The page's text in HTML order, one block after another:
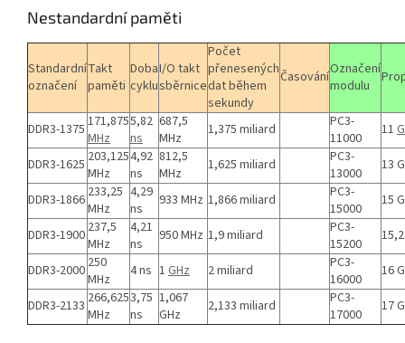
Nestandardní paměti
Standardní
označení
Takt
paměti
Doba
cyklu
I/O takt
sběrnice
Počet
přenesených
dat během
sekundy
ČasováníOznačení
modulu
DDR3-1375 171,875
MHz
5,82
ns
687,5
MHz
1,375 miliard
PC3-
11000
11
DDR3-1625 203,125
MHz
4,92
ns
812,5
MHz
1,625 miliard
PC3-
13000
13
DDR3-1866 233,25
MHz
4,29
ns
933 MHz 1,866 miliard
PC3-
15000
15
DDR3-1900 237,5
MHz
4,21
ns
950 MHz 1,9 miliard
PC3-
15200
DDR3-2000 250
MHz
4 ns 1 GHz 2 miliard
PC3-
16000
16
DDR3-2133 266,625
MHz
3,75
ns
1,067
GHz
2,133 miliard
PC3-
17000
17